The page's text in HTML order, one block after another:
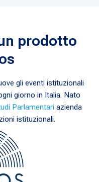
prodotto
gli eventi istituzionali
giorno in Italia. Nato
Parlamentari azienda
istituzionali.